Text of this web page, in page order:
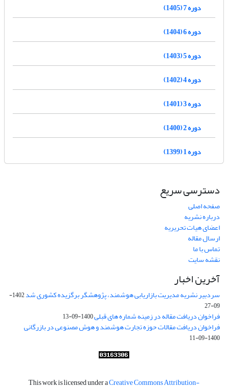
دوره 7 (1405)
دوره 6 (1404)
دوره 5 (1403)
دوره 4 (1402)
دوره 3 (1401)
دوره 2 (1400)
دوره 1 (1399)
دسترسی سریع
صفحه اصلی
درباره نشریه
اعضای هیات تحریریه
ارسال مقاله
تماس با ما
نقشه سایت
آخرین اخبار
سردبیر نشریه مدیریت بازاریابی هوشمند، پژوهشگر برگزیده کشوری شد
1402-
09-27
فراخوان دریافت مقاله در زمینه شماره های قبلی1400-09-13
فراخوان دریافت مقالات حوزه تجارت هوشمند و هوش مصنوعی در بازرگانی
1400-09-11
This work is licensed under aCreative Commons Attribution-